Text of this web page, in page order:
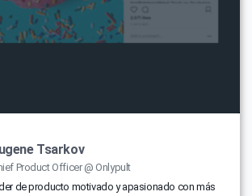
Tsarkov
Product Officer @ Onlypult
de producto motivado y apasionado con más